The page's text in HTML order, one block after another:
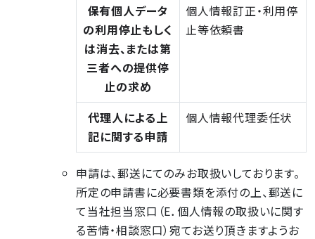
保有個人データ
の利用停止もしく
は消去、または第
三者への提供停
止の求め
個人情報訂正・利用停
止等依頼書
代理人による上
記に関する申請
個人情報代理委任状
申請は、郵送にてのみお取扱いしております。
所定の申請書に必要書類を添付の上、郵送に
て当社担当窓口（E．個人情報の取扱いに関す
る苦情・相談窓口）宛てお送り頂きますようお